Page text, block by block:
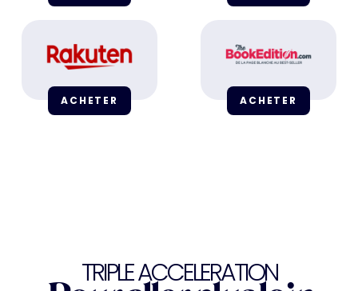
ACHETER ACHETER
TRIPLE ACCELERATION